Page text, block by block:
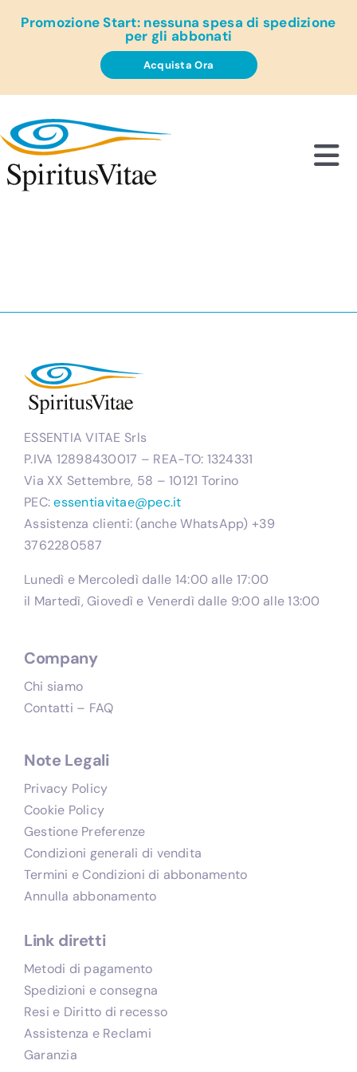
Promozione Start: nessuna spesa di spedizione
per gli abbonati
Acquista Ora
ESSENTIA VITAE Srls
P.IVA 12898430017 – REA-TO: 1324331
Via XX Settembre, 58 – 10121 Torino
PEC:essentiavitae@pec.it
Assistenza clienti: (anche WhatsApp) +39
3762280587
Lunedì e Mercoledì dalle 14:00 alle 17:00
il Martedì, Giovedì e Venerdì dalle 9:00 alle 13:00
Company
Chi siamo
Contatti – FAQ
Note Legali
Privacy Policy
Cookie Policy
Gestione Preferenze
Condizioni generali di vendita
Termini e Condizioni di abbonamento
Annulla abbonamento
Link diretti
Metodi di pagamento
Spedizioni e consegna
Resi e Diritto di recesso
Assistenza e Reclami
Garanzia